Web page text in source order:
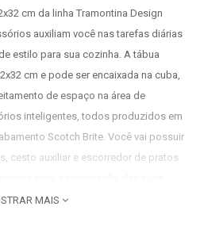
cm da linha Tramontina Design
auxiliam você nas tarefas diárias
estilo para sua cozinha. A tábua
cm e pode ser encaixada na cuba,
de espaço na área de
inteligentes, todos produzidos em
Scotch Brite. Você vai possuir
cesto auxiliar e escorredor de pratos.
uso uso exclusivo nas Cubas
MAIS